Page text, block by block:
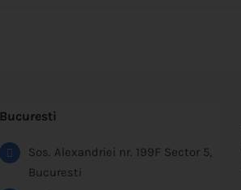
Bucuresti
Sos. Alexandriei nr. 199F Sector 5,
Bucuresti